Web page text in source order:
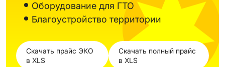
Оборудование для ГТО
Благоустройство территории
Скачать прайс ЭКО
в XLS
Скачать полный прайс
в XLS